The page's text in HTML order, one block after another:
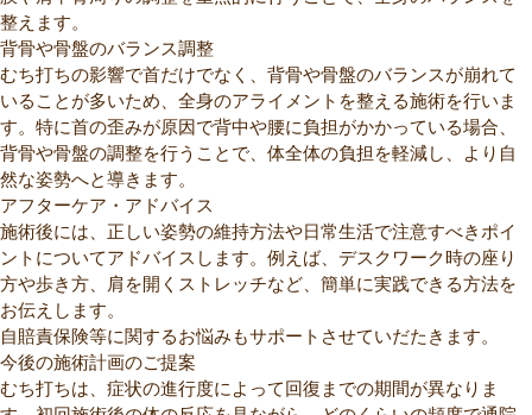
整えます。
背骨や骨盤のバランス調整
むち打ちの影響で首だけでなく、背骨や骨盤のバランスが崩れて
いることが多いため、全身のアライメントを整える施術を行いま
す。特に首の歪みが原因で背中や腰に負担がかかっている場合、
背骨や骨盤の調整を行うことで、体全体の負担を軽減し、より自
然な姿勢へと導きます。
アフターケア・アドバイス
施術後には、正しい姿勢の維持方法や日常生活で注意すべきポイ
ントについてアドバイスします。例えば、デスクワーク時の座り
方や歩き方、肩を開くストレッチなど、簡単に実践できる方法を
お伝えします。
自賠責保険等に関するお悩みもサポートさせていだたきます。
今後の施術計画のご提案
むち打ちは、症状の進行度によって回復までの期間が異なりま